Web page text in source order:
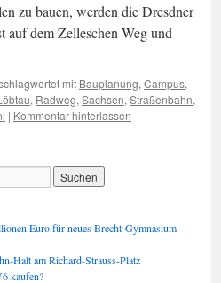
zu bauen, werden die Dresdner
auf dem Zelleschen Weg und
mit Bauplanung, Campus,
, Radweg, Sachsen, Straßenbahn,
| Kommentar hinterlassen
Euro für neues Brecht-Gymnasium
Halt am Richard-Strauss-Platz
kaufen?